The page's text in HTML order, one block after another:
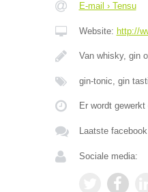
E-mail › Tensu
Website: http://
Van whisky, gin
gin-tonic, gin
Er wordt
Laatste
Sociale media: